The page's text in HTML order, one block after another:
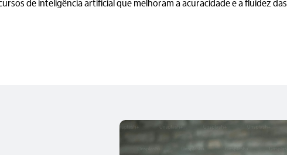
de inteligência artificial que melhoram a acuracidade e a fluidez das